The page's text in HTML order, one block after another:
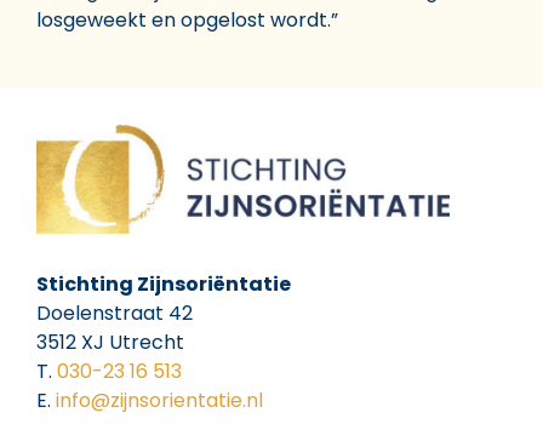
losgeweekt en opgelost wordt.”
Stichting Zijnsoriëntatie
Doelenstraat 42
3512 XJ Utrecht
T. 030-23 16 513
E. info@zijnsorientatie.nl